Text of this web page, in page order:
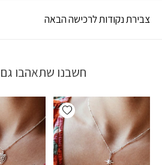
צבירת נקודות לרכישה הבאה
חשבנו שתאהבו
Add wishlist